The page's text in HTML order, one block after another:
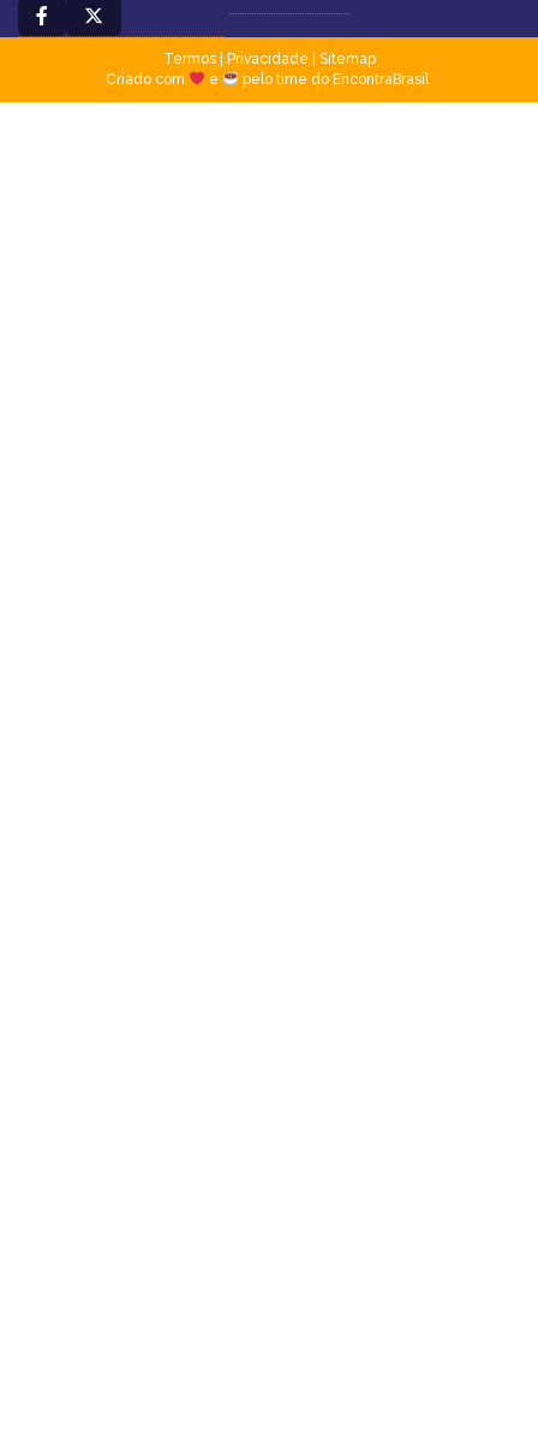
Termos| Privacidade
Sitemap
Criado com
e pelo time do EncontraBrasil